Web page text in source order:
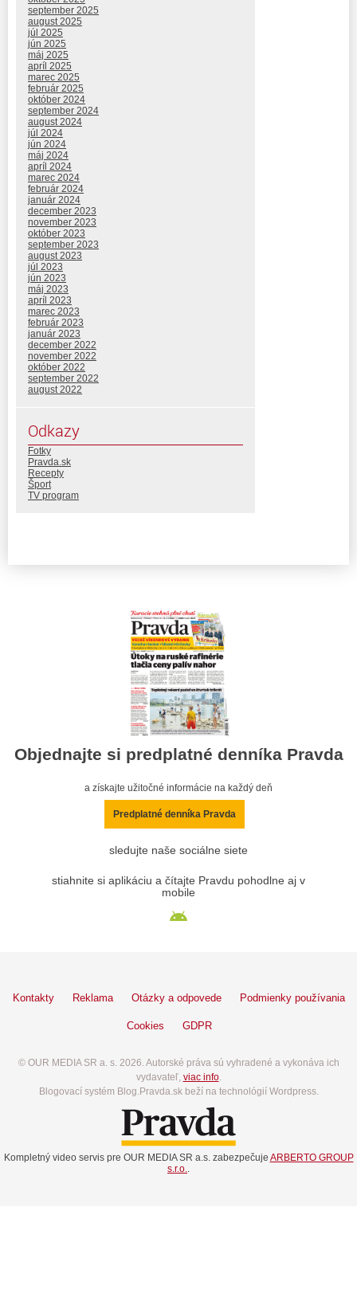
september 2025
august 2025
júl 2025
jún 2025
máj 2025
apríl 2025
marec 2025
február 2025
október 2024
september 2024
august 2024
júl 2024
jún 2024
máj 2024
apríl 2024
marec 2024
február 2024
január 2024
december 2023
november 2023
október 2023
september 2023
august 2023
júl 2023
jún 2023
máj 2023
apríl 2023
marec 2023
február 2023
január 2023
december 2022
november 2022
október 2022
september 2022
august 2022
Odkazy
Fotky
Pravda.sk
Recepty
Šport
TV program
Objednajte si predplatné denníka Pravda
a získajte užitočné informácie na každý deň
Predplatné denníka Pravda
sledujte naše sociálne siete
stiahnite si aplikáciu a čítajte Pravdu pohodlne aj v
mobile
Kontakty Reklama Otázky a odpovede Podmienky používania
Cookies GDPR
© OUR MEDIA SR a. s. 2026. Autorské práva sú vyhradené a vykonáva ich
vydavateľ, viac info.
Blogovací systém Blog.Pravda.sk beží na technológií Wordpress.
Kompletný video servis pre OUR MEDIA SR a.s. zabezpečuje ARBERTO GROUP
s.r.o..